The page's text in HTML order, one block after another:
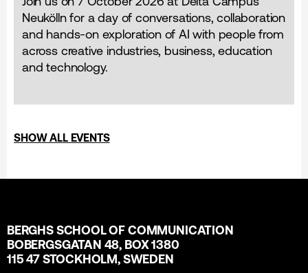
Neukölln for a day of conversations, collaboration
and hands-on exploration of AI with people from
across creative industries, business, education
and technology.
SHOW ALL EVENTS
BERGHS SCHOOL OF COMMUNICATION
BOBERGSGATAN 48, BOX 1380
115 47 STOCKHOLM, SWEDEN